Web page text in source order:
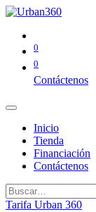
0
0
Contáctenos
Inicio
Tienda
Financiación
Contáctenos
Tarifa Urban 360